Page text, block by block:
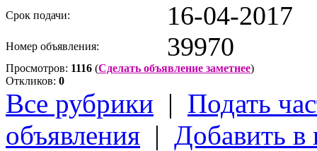
Срок подачи: 16-04-2017
Номер объявления: 39970
Просмотров: 1116 (Сделать объявление заметнее)
Откликов: 0
Все рубрики | Подать
объявления | Добавить в